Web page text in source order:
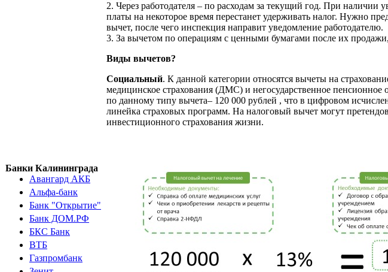
Банки Калининграда
Авангард АКБ
Альфа-банк
Банк "Открытие"
Банк ДОМ.РФ
БКС Банк
ВТБ
Газпромбанк
2. Через работодателя – по расходам за текущий год. При наличии
платы на некоторое время перестанет удерживать налог. Нужно
вычет, после чего инспекция направит уведомление работодателю.
3. За вычетом по операциям с ценными бумагами после их
Виды вычетов?
Социальный. К данной категории относятся вычеты на
медицинское страхования (ДМС) и негосударственное
по данному типу вычета– 120 000 рублей , что в цифровом
линейка страховых программ. На налоговый вычет могут
инвестиционного страхования жизни.